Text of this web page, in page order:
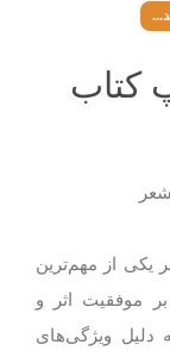
کتاب
یکی از مهم‌ترین
موفقیت اثر و
دلیل ویژگی‌های